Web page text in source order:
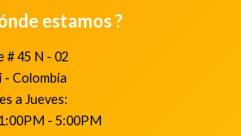
estamos ?
# 45 N - 02
- Colombia
a Jueves:
- 5:00PM